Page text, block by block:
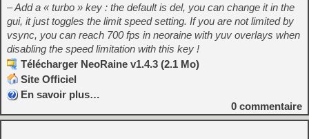
– Add a « turbo » key : the default is del, you can change it in the
gui, it just toggles the limit speed setting. If you are not limited by
vsync, you can reach 700 fps in neoraine with yuv overlays when
disabling the speed limitation with this key !
Télécharger NeoRaine v1.4.3 (2.1 Mo)
Site Officiel
En savoir plus…
0 commentaire